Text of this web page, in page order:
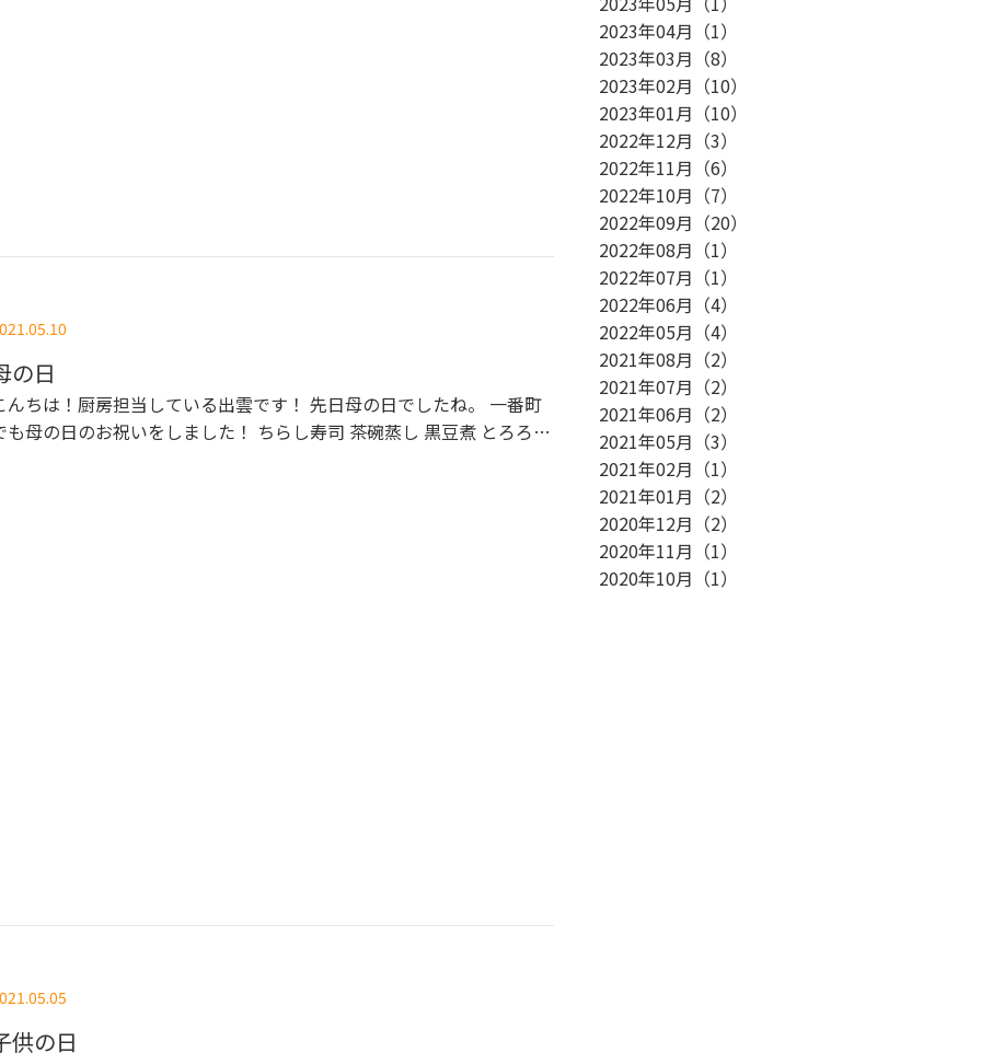
の日
ちは！厨房担当している出雲です！ 先日母の日でしたね。 一番町
も母の日のお祝いをしました！ ちらし寿司 茶碗蒸し 黒豆煮 とろろ蕎
供の日
2023年04月 （1）
2023年03月 （8）
2023年02月 （10）
2023年01月 （10）
2022年12月 （3）
2022年11月 （6）
2022年10月 （7）
2022年09月 （20）
2022年08月 （1）
2022年07月 （1）
2022年06月 （4）
2022年05月 （4）
2021年08月 （2）
2021年07月 （2）
2021年06月 （2）
2021年05月 （3）
2021年02月 （1）
2021年01月 （2）
2020年12月 （2）
2020年11月 （1）
2020年10月 （1）